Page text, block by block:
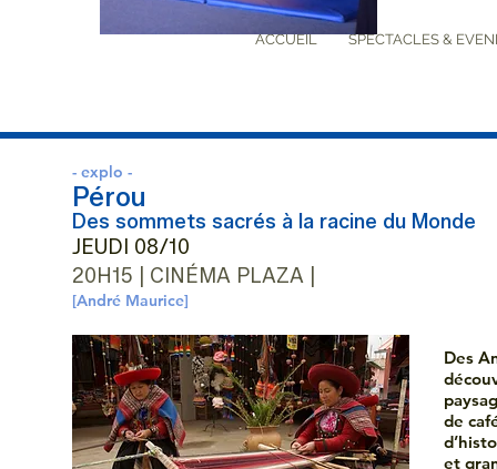
ACCUEIL SPECTACLES &
- explo -
Pérou
Des sommets sacrés à la racine du Monde
JEUDI 08/10
20H15 | CINÉMA PLAZA |
[André Maurice]
Des
de
et